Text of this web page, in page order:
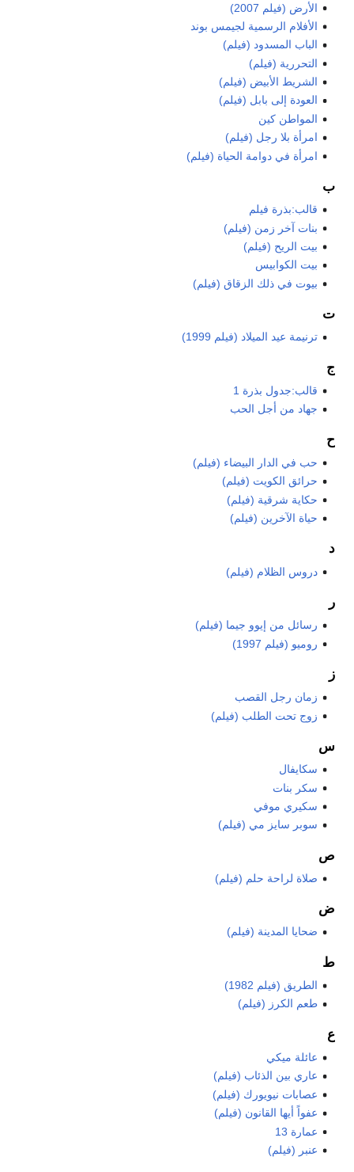
الأرض (فيلم 2007)
الأفلام الرسمية لجيمس بوند
الباب المسدود (فيلم)
التحررية (فيلم)
الشريط الأبيض (فيلم)
العودة إلى بابل (فيلم)
المواطن كين
امرأة بلا رجل (فيلم)
امرأة في دوامة الحياة (فيلم)
ب
قالب:بذرة فيلم
بنات آخر زمن (فيلم)
بيت الريح (فيلم)
بيت الكوابيس
بيوت في ذلك الزقاق (فيلم)
ت
ترنيمة عيد الميلاد (فيلم 1999)
ج
قالب:جدول بذرة 1
جهاد من أجل الحب
ح
حب في الدار البيضاء (فيلم)
حرائق الكويت (فيلم)
حكاية شرقية (فيلم)
حياة الآخرين (فيلم)
د
دروس الظلام (فيلم)
ر
رسائل من إيوو جيما (فيلم)
روميو (فيلم 1997)
ز
زمان رجل القصب
زوج تحت الطلب (فيلم)
س
سكايفال
سكر بنات
سكيري موفي
سوبر سايز مي (فيلم)
ص
صلاة لراحة حلم (فيلم)
ض
ضحايا المدينة (فيلم)
ط
الطريق (فيلم 1982)
طعم الكرز (فيلم)
ع
عائلة ميكي
عاري بين الذئاب (فيلم)
عصابات نيويورك (فيلم)
عفواً أيها القانون (فيلم)
عمارة 13
عنبر (فيلم)